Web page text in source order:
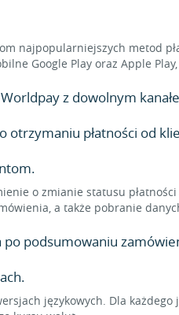
najpopularniejszych metod
Google Play oraz Apple
z dowolnym
otrzymaniu płatności od
o zmianie statusu
a także pobranie
podsumowaniu
językowych. Dla